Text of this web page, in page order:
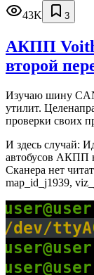
43K
3
АКПП
второй
Изучаю шину
утилит.
проверки своих
И здесь случай:
автобусов АКПП
Сканера нет
map_id_j1939,